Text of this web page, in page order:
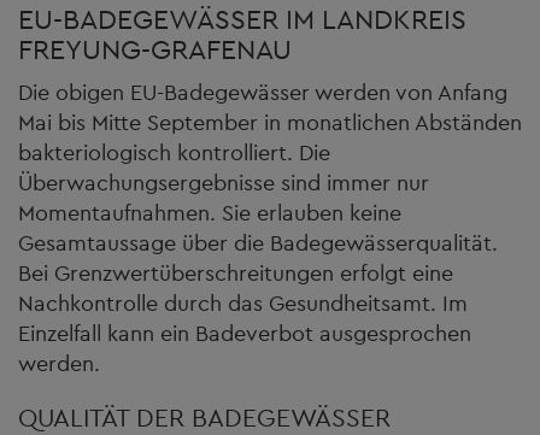
EU-BADEGEWÄSSER IM LANDKREIS
FREYUNG-GRAFENAU
Die obigen EU-Badegewässer werden von Anfang
Mai bis Mitte September in monatlichen Abständen
bakteriologisch kontrolliert. Die
Überwachungsergebnisse sind immer nur
Momentaufnahmen. Sie erlauben keine
Gesamtaussage über die Badegewässerqualität.
Bei Grenzwertüberschreitungen erfolgt eine
Nachkontrolle durch das Gesundheitsamt. Im
Einzelfall kann ein Badeverbot ausgesprochen
werden.
QUALITÄT DER BADEGEWÄSSER